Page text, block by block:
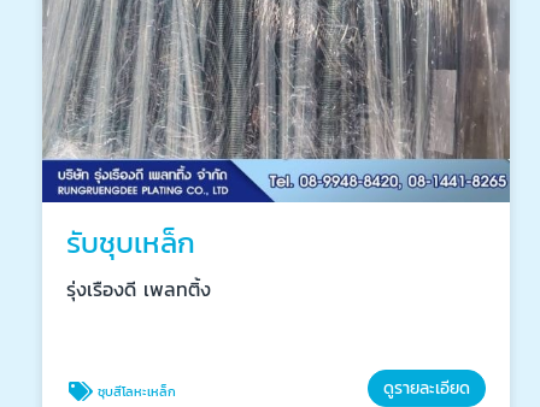
รับชุบเหล็ก
รุ่งเรืองดี เพลทติ้ง
ชุบสีโลหะเหล็ก ดูรายละเอียด